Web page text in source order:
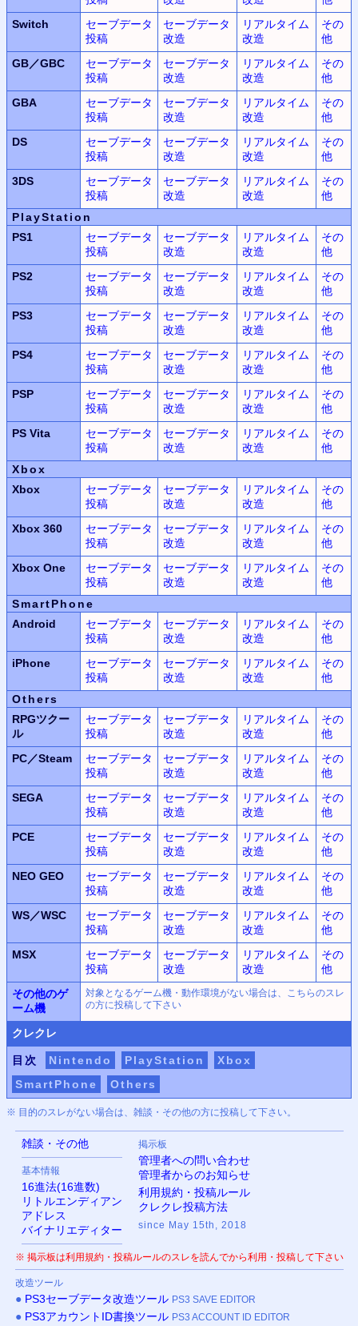
Switch
セーブデータ
投稿
セーブデータ
改造
リアルタイム
改造
その
他
GB／GBC
セーブデータ
投稿
セーブデータ
改造
リアルタイム
改造
その
他
GBA
セーブデータ
投稿
セーブデータ
改造
リアルタイム
改造
その
他
DS
セーブデータ
投稿
セーブデータ
改造
リアルタイム
改造
その
他
3DS
セーブデータ
投稿
セーブデータ
改造
リアルタイム
改造
その
他
PlayStation
PS1
セーブデータ
投稿
セーブデータ
改造
リアルタイム
改造
その
他
PS2
セーブデータ
投稿
セーブデータ
改造
リアルタイム
改造
その
他
PS3
セーブデータ
投稿
セーブデータ
改造
リアルタイム
改造
その
他
PS4
セーブデータ
投稿
セーブデータ
改造
リアルタイム
改造
その
他
PSP
セーブデータ
投稿
セーブデータ
改造
リアルタイム
改造
その
他
PS Vita
セーブデータ
投稿
セーブデータ
改造
リアルタイム
改造
その
他
Xbox
Xbox
セーブデータ
投稿
セーブデータ
改造
リアルタイム
改造
その
他
Xbox 360
セーブデータ
投稿
セーブデータ
改造
リアルタイム
改造
その
他
Xbox One
セーブデータ
投稿
セーブデータ
改造
リアルタイム
改造
その
他
SmartPhone
Android
セーブデータ
投稿
セーブデータ
改造
リアルタイム
改造
その
他
iPhone
セーブデータ
投稿
セーブデータ
改造
リアルタイム
改造
その
他
Others
RPGツクー
ル
セーブデータ
投稿
セーブデータ
改造
リアルタイム
改造
その
他
PC／Steam
セーブデータ
投稿
セーブデータ
改造
リアルタイム
改造
その
他
SEGA
セーブデータ
投稿
セーブデータ
改造
リアルタイム
改造
その
他
PCE
セーブデータ
投稿
セーブデータ
改造
リアルタイム
改造
その
他
NEO GEO
セーブデータ
投稿
セーブデータ
改造
リアルタイム
改造
その
他
WS／WSC
セーブデータ
投稿
セーブデータ
改造
リアルタイム
改造
その
他
MSX
セーブデータ
投稿
セーブデータ
改造
リアルタイム
改造
その
他
その他のゲ
ーム機
対象となるゲーム機・動作環境がない場合は、こちらのスレ
の方に投稿して下さい
クレクレ
目次 Nintendo PlayStation
Xbox
SmartPhone
Others
※ 目的のスレがない場合は、雑談・その他の方に投稿して下さい。
雑談・その他
基本情報
16進法(16進数)
リトルエンディアン
アドレス
バイナリエディター
掲示板
管理者への問い合わせ
管理者からのお知らせ
利用規約・投稿ルール
クレクレ投稿方法
since May 15th, 2018
※ 掲示板は利用規約・投稿ルールのスレを読んでから利用・投稿して下さい
改造ツール
● PS3セーブデータ改造ツール PS3 SAVE EDITOR
● PS3アカウントID書換ツール PS3 ACCOUNT ID EDITOR